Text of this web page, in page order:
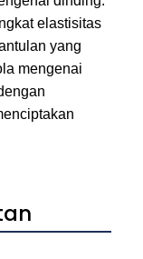
elastisitas
yang
mengenai